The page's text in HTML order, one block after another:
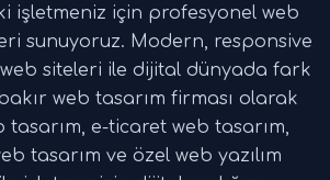
işletmeniz için profesyonel web
sunuyoruz. Modern, responsive
siteleri ile dijital dünyada fark
web tasarım firması olarak
tasarım, e-ticaret web tasarım,
tasarım ve özel web yazılım